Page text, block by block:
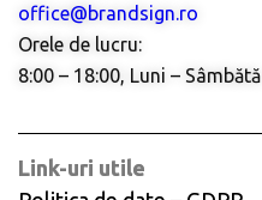
office@brandsign.ro
Orele de lucru:
8:00 – 18:00, Luni – Sâmbătă
Link-uri utile